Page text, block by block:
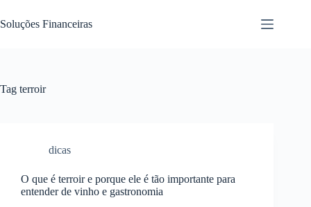
para
o
Soluções Financeiras
Tag terroir
dicas
O que é terroir e porque ele é tão importante para
entender de vinho e gastronomia